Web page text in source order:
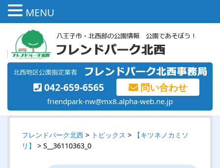
042-659-6565 問い合わせ
friendpark-nw@mx8.alpha-web.ne.jp
フレンドパーク北西 > トピックス >
【キツネノカミソ
リ】
> S__36110363_0
MENU